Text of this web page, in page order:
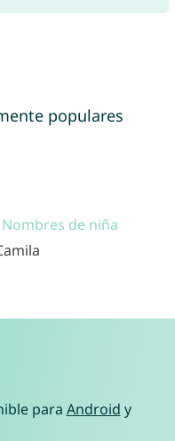
populares
Nombres de niña
para Android y